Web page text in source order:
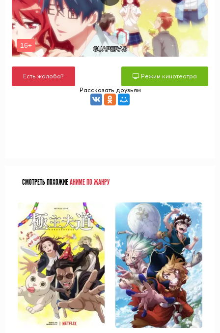
Есть жалоба?
Режим кинотеатра
Рассказать друзьям
СМОТРЕТЬ ПОХОЖИЕАНИМЕ ПО ЖАНРУ